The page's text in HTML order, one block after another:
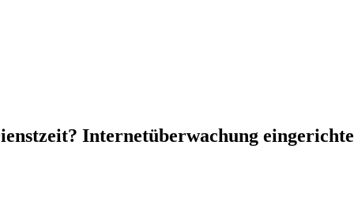
Internetüberwachung